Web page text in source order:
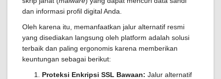
dan informasi profil digital Anda.
Oleh karena itu, memanfaatkan jalur alternatif resmi
yang disediakan langsung oleh platform adalah solusi
terbaik dan paling ergonomis karena memberikan
keuntungan sebagai berikut:
Proteksi Enkripsi SSL Bawaan: Jalur alternatif